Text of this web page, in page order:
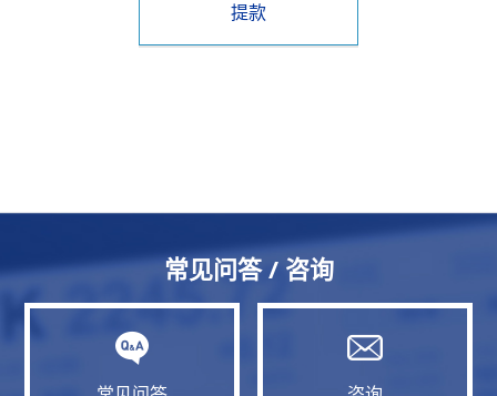
提款
常见问答 / 咨询